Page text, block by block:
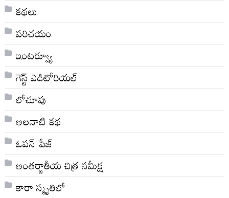
కథలు
పరిచయం
ఇంటర్వ్యూ
గెస్ట్ ఎడిటోరియల్
లోచూపు
అల‌నాటి క‌థ‌
ఓపన్ పేజ్
అంతర్జాతీయ చిత్ర సమీక్ష
కారా స్మృతిలో